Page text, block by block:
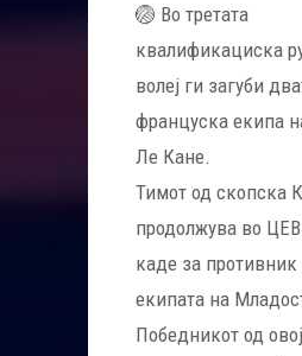
🏐 Во третата
квалификациска
волеј ги загуби
француска екипа
Ле Кане.
Тимот од скопска
продолжува во
каде за противник
екипата на
Победникот од